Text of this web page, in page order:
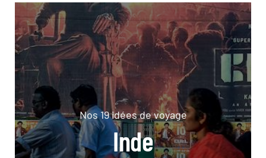
Nos 19 idées de voyage
Inde